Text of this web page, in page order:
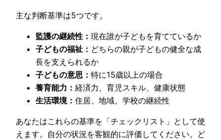
主な判断基準は5つです。
監護の継続性： 現在誰が子どもを育てているか
子どもの福祉： どちらの親が子どもの健全な成
長を支えられるか
子どもの意思： 特に15歳以上の場合
養育能力： 経済力、育児スキル、健康状態
生活環境： 住居、地域、学校の継続性
あなたはこれらの基準を「チェックリスト」として使
えます。自分の状況を客観的に評価してください。ど